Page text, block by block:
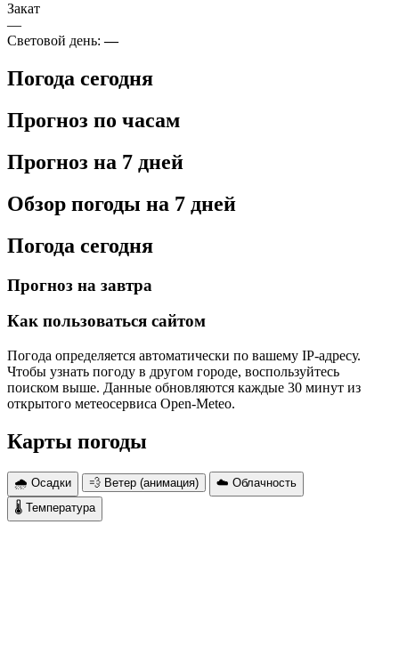
Закат
—
Световой день:—
Погода сегодня
Прогноз по часам
Прогноз на 7 дней
Обзор погоды на 7 дней
Погода сегодня
Прогноз на завтра
Как пользоваться сайтом
Погода определяется автоматически по вашему IP-адресу.
Чтобы узнать погоду в другом городе, воспользуйтесь
поиском выше. Данные обновляются каждые 30 минут из
открытого метеосервиса Open-Meteo.
Карты погоды
🌧 Осадки 💨 Ветер (анимация)
☁️ Облачность
🌡 Температура